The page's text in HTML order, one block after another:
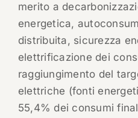
merito a
energetica,
distribuita, sicurezza
elettrificazione dei
raggiungimento del
elettriche (fonti
55,4% dei consumi